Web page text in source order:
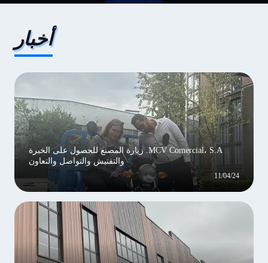
أخبار
MCV Comercial، S.A. زيارة المصنع للحصول على الخبرة
والتفتيش والتواصل والتعاون
11/04/24